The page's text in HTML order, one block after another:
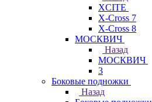
XCITE
X-Cross 7
X-Cross 8
МОСКВИЧ
Назад
МОСКВИЧ
3
Боковые подножки
Назад